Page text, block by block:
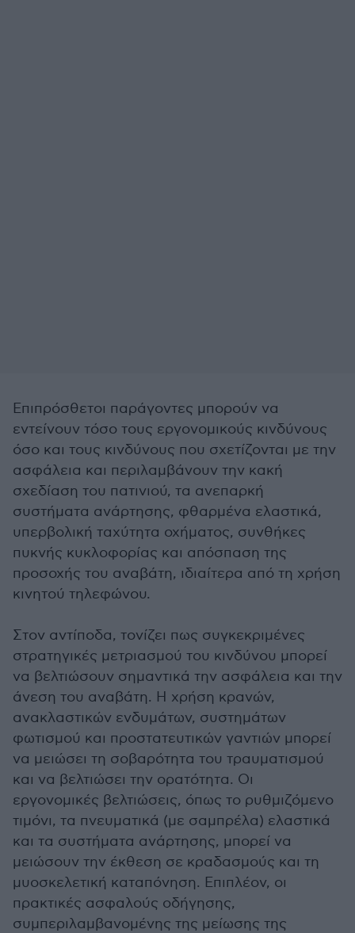
Επιπρόσθετοι παράγοντες μπορούν να
εντείνουν τόσο τους εργονομικούς κινδύνους
όσο και τους κινδύνους που σχετίζονται με την
ασφάλεια και περιλαμβάνουν την κακή
σχεδίαση του πατινιού, τα ανεπαρκή
συστήματα ανάρτησης, φθαρμένα ελαστικά,
υπερβολική ταχύτητα οχήματος, συνθήκες
πυκνής κυκλοφορίας και απόσπαση της
προσοχής του αναβάτη, ιδιαίτερα από τη χρήση
κινητού τηλεφώνου.
Στον αντίποδα, τονίζει πως συγκεκριμένες
στρατηγικές μετριασμού του κινδύνου μπορεί
να βελτιώσουν σημαντικά την ασφάλεια και την
άνεση του αναβάτη. Η χρήση κρανών,
ανακλαστικών ενδυμάτων, συστημάτων
φωτισμού και προστατευτικών γαντιών μπορεί
να μειώσει τη σοβαρότητα του τραυματισμού
και να βελτιώσει την ορατότητα. Οι
εργονομικές βελτιώσεις, όπως το ρυθμιζόμενο
τιμόνι, τα πνευματικά (με σαμπρέλα) ελαστικά
και τα συστήματα ανάρτησης, μπορεί να
μειώσουν την έκθεση σε κραδασμούς και τη
μυοσκελετική καταπόνηση. Επιπλέον, οι
πρακτικές ασφαλούς οδήγησης,
συμπεριλαμβανομένης της μείωσης της